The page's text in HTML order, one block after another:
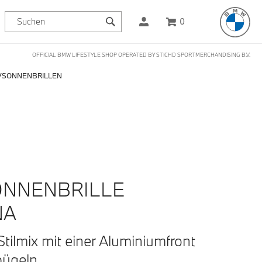
0
OFFICIAL BMW LIFESTYLE SHOP OPERATED BY STICHD SPORTMERCHANDISING B.V.
SONNENBRILLEN
mit einer Aluminiumfront